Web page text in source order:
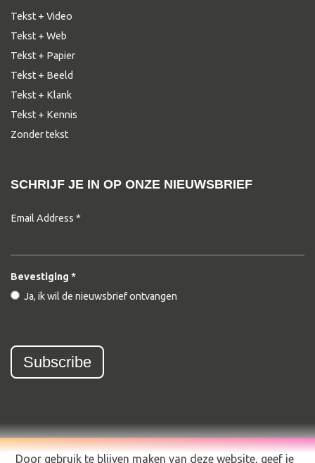
Tekst + Video
Tekst + Web
Tekst + Papier
Tekst + Beeld
Tekst + Klank
Tekst + Kennis
Zonder tekst
SCHRIJF JE IN OP ONZE NIEUWSBRIEF
Email Address *
Bevestiging *
Ja, ik wil de nieuwsbrief ontvangen
© 2026 Kameleons - Creative Content Agency
Door gebruik te blijven maken van deze website, geef je